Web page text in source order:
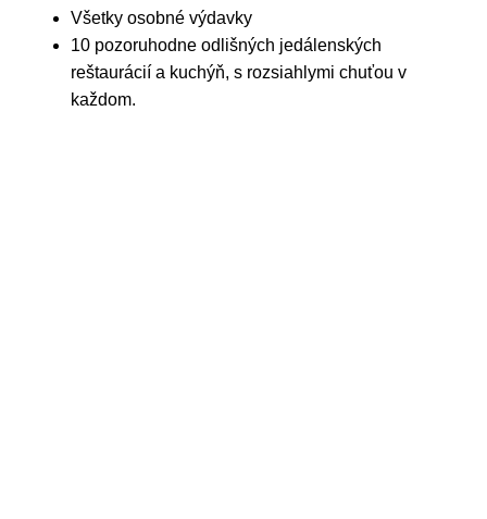
Všetky osobné výdavky
10 pozoruhodne odlišných jedálenských
reštaurácií a kuchýň, s rozsiahlymi chuťou v
každom.